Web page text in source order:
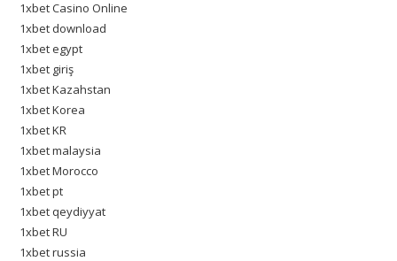
1xbet Casino Online
1xbet download
1xbet egypt
1xbet giriş
1xbet Kazahstan
1xbet Korea
1xbet KR
1xbet malaysia
1xbet Morocco
1xbet pt
1xbet qeydiyyat
1xbet RU
1xbet russia